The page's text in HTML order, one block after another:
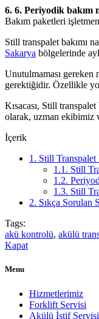
6. 6. Periyodik bakım
Bakım paketleri
Still transpalet bakımı
Sakarya bölgelerinde
Unutulmaması
gerektiğidir. Özellikle
Kısacası, Still
olarak, uzman ekibimiz
İçerik
1. Still Transpalet
1.1. Still
1.2.
1.3. Still
2. Sıkça Sorulan
Tags:
akü kontrolü, akülü
Kapat
Menu
Hizmetlerimiz
Forklift Servisi
Akülü İstif Servisi